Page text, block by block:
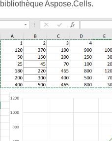
bibliothèque Aspose.Cells.